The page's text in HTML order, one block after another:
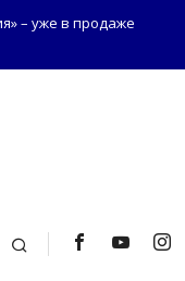
– уже в продаже
Поиск